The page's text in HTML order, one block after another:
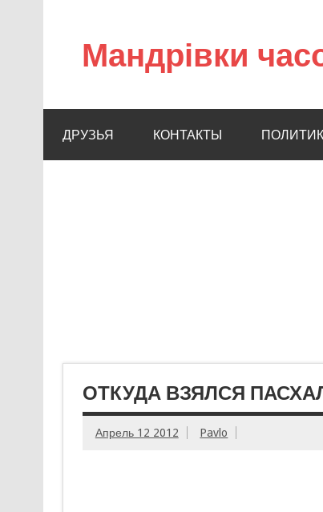
Мандрівки
ДРУЗЬЯ КОНТАКТЫ
ОТКУДА ВЗЯЛСЯ
Апрель 12 2012 Pavlo